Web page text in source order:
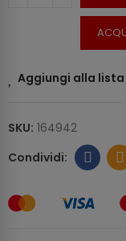
Aggiungi alla
SKU: 164942